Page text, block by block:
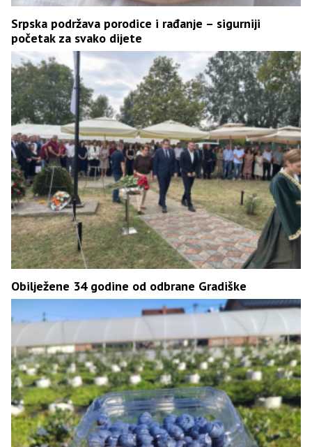
Srpska podržava porodice i rađanje – sigurniji
početak za svako dijete
Obilježene 34 godine od odbrane Gradiške